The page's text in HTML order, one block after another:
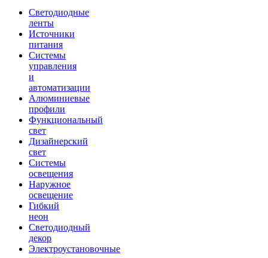
Светодиодные
ленты
Источники
питания
Системы
управления
и
автоматизации
Алюминиевые
профили
Функциональный
свет
Дизайнерский
свет
Системы
освещения
Наружное
освещение
Гибкий
неон
Светодиодный
декор
Электроустановочные